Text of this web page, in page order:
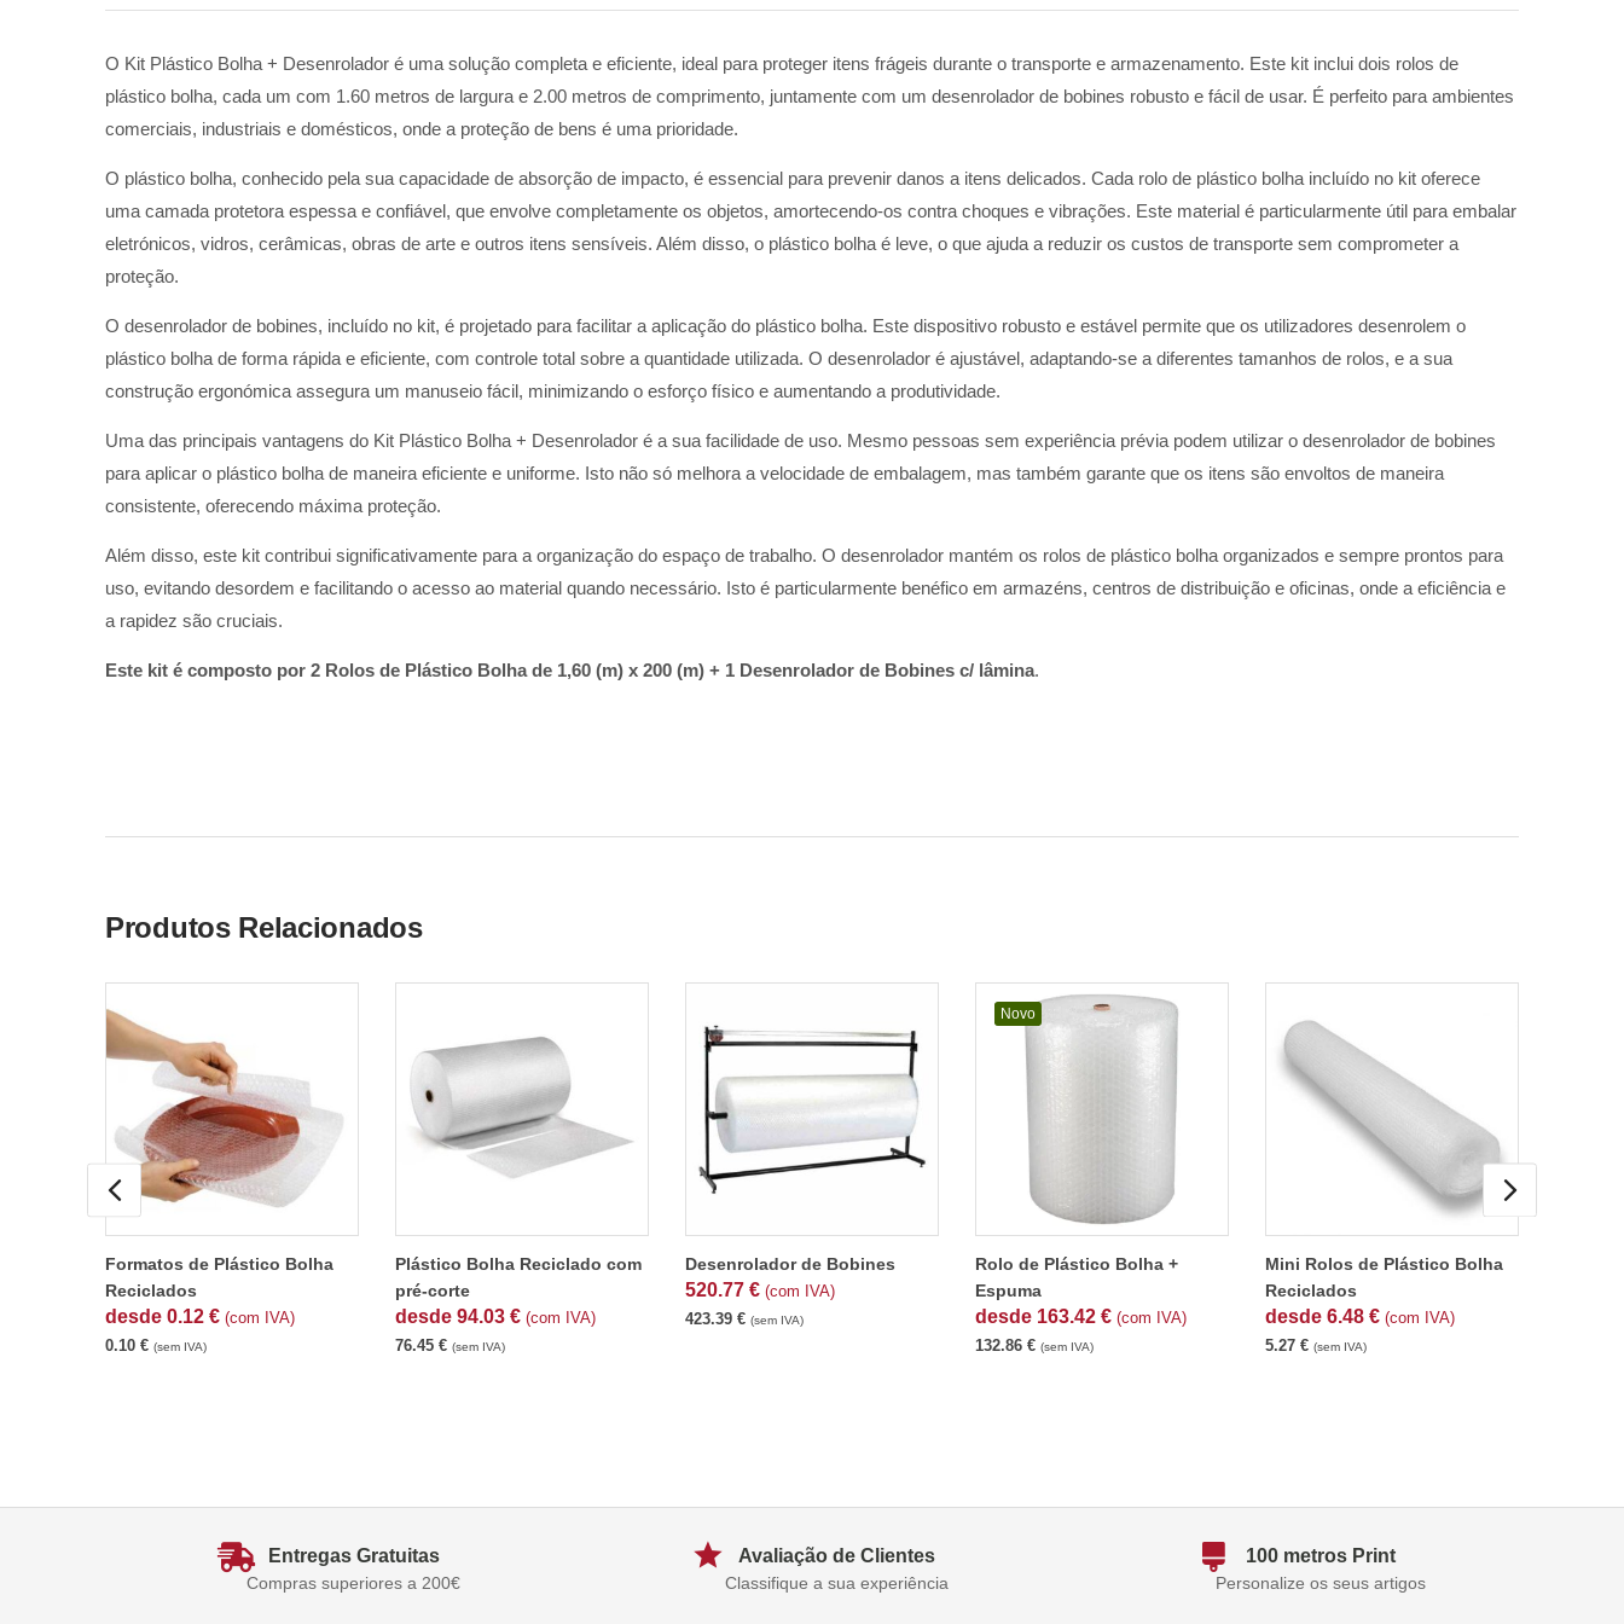
O Kit Plástico Bolha + Desenrolador é uma solução completa e eficiente, ideal para proteger itens frágeis durante o transporte e armazenamento. Este kit inclui dois rolos de
plástico bolha, cada um com 1.60 metros de largura e 2.00 metros de comprimento, juntamente com um desenrolador de bobines robusto e fácil de usar. É perfeito para ambientes
comerciais, industriais e domésticos, onde a proteção de bens é uma prioridade.
O plástico bolha, conhecido pela sua capacidade de absorção de impacto, é essencial para prevenir danos a itens delicados. Cada rolo de plástico bolha incluído no kit oferece
uma camada protetora espessa e confiável, que envolve completamente os objetos, amortecendo-os contra choques e vibrações. Este material é particularmente útil para embalar
eletrónicos, vidros, cerâmicas, obras de arte e outros itens sensíveis. Além disso, o plástico bolha é leve, o que ajuda a reduzir os custos de transporte sem comprometer a
proteção.
O desenrolador de bobines, incluído no kit, é projetado para facilitar a aplicação do plástico bolha. Este dispositivo robusto e estável permite que os utilizadores desenrolem o
plástico bolha de forma rápida e eficiente, com controle total sobre a quantidade utilizada. O desenrolador é ajustável, adaptando-se a diferentes tamanhos de rolos, e a sua
construção ergonómica assegura um manuseio fácil, minimizando o esforço físico e aumentando a produtividade.
Uma das principais vantagens do Kit Plástico Bolha + Desenrolador é a sua facilidade de uso. Mesmo pessoas sem experiência prévia podem utilizar o desenrolador de bobines
para aplicar o plástico bolha de maneira eficiente e uniforme. Isto não só melhora a velocidade de embalagem, mas também garante que os itens são envoltos de maneira
consistente, oferecendo máxima proteção.
Além disso, este kit contribui significativamente para a organização do espaço de trabalho. O desenrolador mantém os rolos de plástico bolha organizados e sempre prontos para
uso, evitando desordem e facilitando o acesso ao material quando necessário. Isto é particularmente benéfico em armazéns, centros de distribuição e oficinas, onde a eficiência e
a rapidez são cruciais.
Este kit é composto por 2 Rolos de Plástico Bolha de 1,60 (m) x 200 (m) + 1 Desenrolador de Bobines c/ lâmina.
Produtos Relacionados
Formatos de Plástico Bolha
Reciclados
desde 0.12 € (com IVA)
0.10 € (sem IVA)
Plástico Bolha Reciclado com
pré-corte
desde 94.03 € (com IVA)
76.45 € (sem IVA)
Desenrolador de Bobines
520.77 € (com IVA)
423.39 € (sem IVA)
Novo
Rolo de Plástico Bolha +
Espuma
desde 163.42 € (com IVA)
132.86 € (sem IVA)
Mini Rolos de Plástico Bolha
Reciclados
desde 6.48 € (com IVA)
5.27 € (sem IVA)
Entregas Gratuitas
Compras superiores a 200€
Avaliação de Clientes
Classifique a sua experiência
100 metros Print
Personalize os seus artigos